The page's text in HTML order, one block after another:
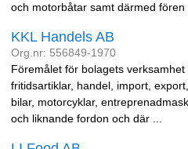
och motorbåtar samt därmed fören
KKL Handels AB
Org.nr: 556849-1970
Föremålet för bolagets
fritidsartiklar, handel, import,
bilar, motorcyklar,
och liknande fordon och där ...